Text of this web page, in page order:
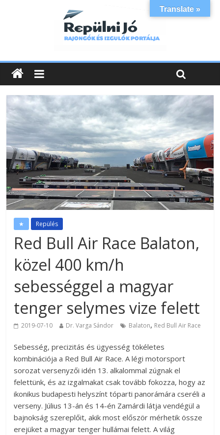
★ Repülés
Red Bull Air Race Balaton,
közel 400 km/h
sebességgel a magyar
tenger selymes vize felett
2019-07-10 Dr. Varga Sándor Balaton, Red Bull Air Race
Sebesség, precizitás és ügyesség tökéletes
kombinációja a Red Bull Air Race. A légi motorsport
sorozat versenyzői idén 13. alkalommal zúgnak el
felettünk, és az izgalmakat csak tovább fokozza, hogy az
ikonikus budapesti helyszínt tóparti panorámára cseréli a
verseny. Július 13-án és 14-én Zamárdi látja vendégül a
bajnokság szereplőit, akik most először mérhetik össze
erejüket a magyar tenger hullámai felett. A világ
Translate »